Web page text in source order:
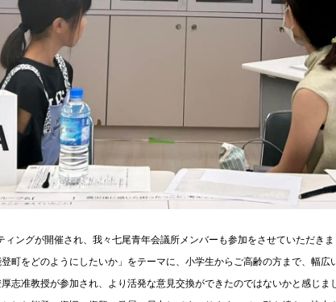
ィングが開催され、我々七尾青年会議所メンバーも参加をさせていただきま
町をどのようにしたいか」をテーマに、小学生からご高齢の方まで、幅広
志准教授が参加され、より活発な意見交換ができたのではないかと感じま